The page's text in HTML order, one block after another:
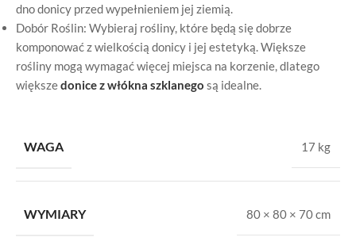
dno donicy przed wypełnieniem jej ziemią.
Dobór Roślin: Wybieraj rośliny, które będą się dobrze
komponować z wielkością donicy i jej estetyką. Większe
rośliny mogą wymagać więcej miejsca na korzenie, dlatego
większedonice z włókna szklanego są idealne.
WAGA 17 kg
WYMIARY 80 × 80 × 70 cm